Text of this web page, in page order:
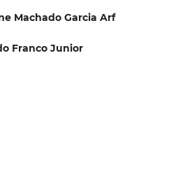
Machado Garcia Arf
Franco Junior